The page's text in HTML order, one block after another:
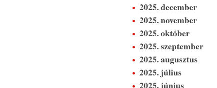
2025. december
2025. november
2025. október
2025. szeptember
2025. augusztus
2025. július
2025. június